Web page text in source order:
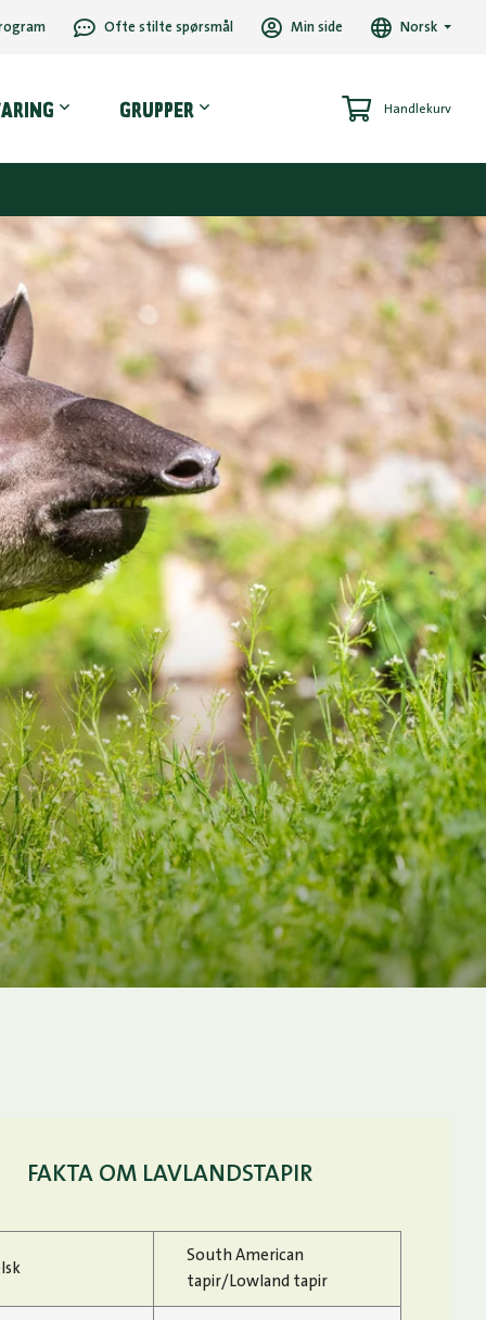
Ofte stilte spørsmål Min side Norsk
GRUPPER Handlekurv
FAKTA OM LAVLANDSTAPIR
South American
tapir/Lowland tapir